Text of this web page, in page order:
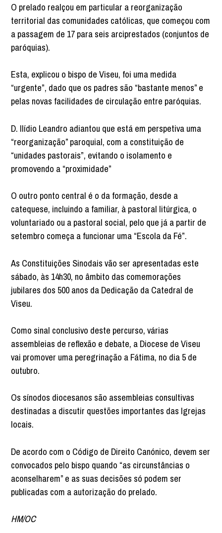
O prelado realçou em particular a reorganização
territorial das comunidades católicas, que começou com
a passagem de 17 para seis arciprestados (conjuntos de
paróquias).
Esta, explicou o bispo de Viseu, foi uma medida
“urgente”, dado que os padres são “bastante menos” e
pelas novas facilidades de circulação entre paróquias.
D. Ilídio Leandro adiantou que está em perspetiva uma
“reorganização” paroquial, com a constituição de
“unidades pastorais”, evitando o isolamento e
promovendo a “proximidade”
O outro ponto central é o da formação, desde a
catequese, incluindo a familiar, à pastoral litúrgica, o
voluntariado ou a pastoral social, pelo que já a partir de
setembro começa a funcionar uma “Escola da Fé”.
As Constituições Sinodais vão ser apresentadas este
sábado, às 14h30, no âmbito das comemorações
jubilares dos 500 anos da Dedicação da Catedral de
Viseu.
Como sinal conclusivo deste percurso, várias
assembleias de reflexão e debate, a Diocese de Viseu
vai promover uma peregrinação a Fátima, no dia 5 de
outubro.
Os sínodos diocesanos são assembleias consultivas
destinadas a discutir questões importantes das Igrejas
locais.
De acordo com o Código de Direito Canónico, devem ser
convocados pelo bispo quando “as circunstâncias o
aconselharem” e as suas decisões só podem ser
publicadas com a autorização do prelado.
HM/OC